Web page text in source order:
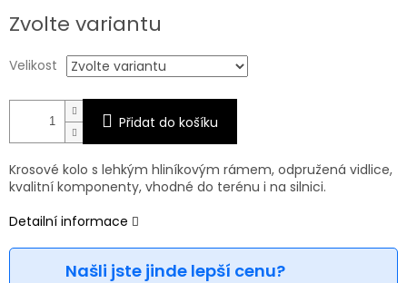
cena:
Zvolte variantu
Velikost
Přidat do košíku
Krosové kolo s lehkým hliníkovým rámem, odpružená vidlice,
kvalitní komponenty, vhodné do terénu i na silnici.
Detailní informace
Našli jste jinde lepší cenu?